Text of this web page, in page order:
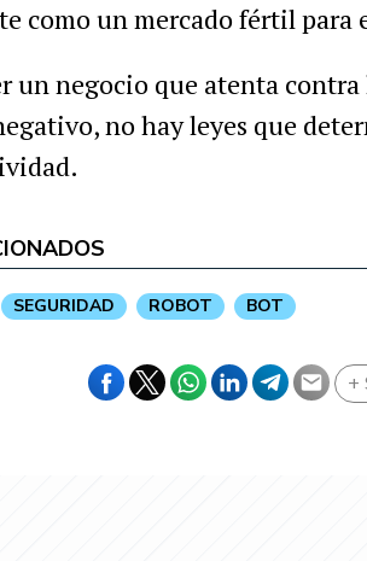
como un mercado fértil para
un negocio que atenta
no hay leyes que
SEGURIDAD ROBOT BOT
+